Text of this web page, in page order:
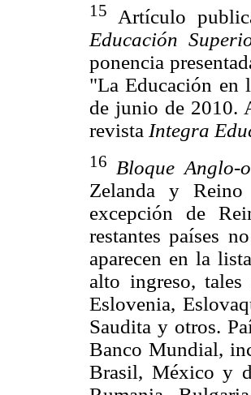
15
Artículo
Educación
ponencia
"La Educación en
de junio de 2010.
revista Integra
16 Bloque Anglo-
Zelanda y
excepción de
restantes países
aparecen en la
alto ingreso, tales
Eslovenia,
Saudita y otros.
Banco Mundial,
Brasil, México y